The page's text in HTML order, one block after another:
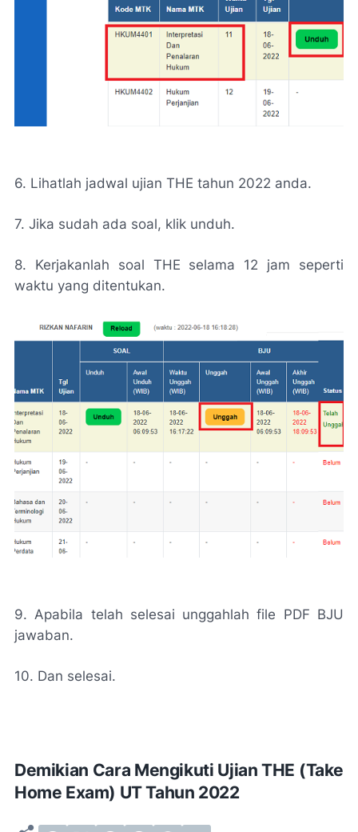
6. Lihatlah jadwal ujian THE tahun 2022 anda.
7. Jika sudah ada soal, klik unduh.
8. Kerjakanlah soal THE selama 12 jam seperti
waktu yang ditentukan.
9. Apabila telah selesai unggahlah file PDF BJU
jawaban.
10. Dan selesai.
Demikian Cara Mengikuti Ujian THE (Take
Home Exam) UT Tahun 2022